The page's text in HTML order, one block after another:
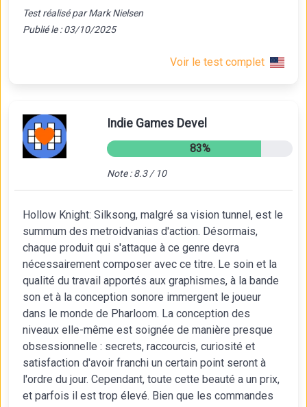
Test réalisé par Mark Nielsen
Publié le : 03/10/2025
Voir le test complet
Indie Games Devel
83%
Note : 8.3 / 10
Hollow Knight: Silksong, malgré sa vision tunnel, est le
summum des metroidvanias d'action. Désormais,
chaque produit qui s'attaque à ce genre devra
nécessairement composer avec ce titre. Le soin et la
qualité du travail apportés aux graphismes, à la bande
son et à la conception sonore immergent le joueur
dans le monde de Pharloom. La conception des
niveaux elle-même est soignée de manière presque
obsessionnelle : secrets, raccourcis, curiosité et
satisfaction d'avoir franchi un certain point seront à
l'ordre du jour. Cependant, toute cette beauté a un prix,
et parfois il est trop élevé. Bien que les commandes